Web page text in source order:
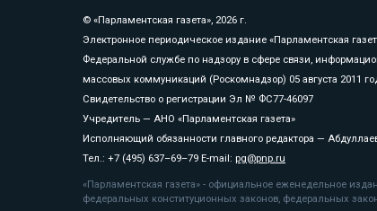
© «Парламентская газета», 2026 г.
Электронное периодическое издание «Парламентская
Федеральной службе по надзору в сфере связи,
массовых коммуникаций (Роскомнадзор) 05 августа 2011
Свидетельство о регистрации Эл № ФС77-46097
Учредитель — АНО «Парламентская газета»
Исполняющий обязанности главного редактора —
Тел.: +7 (495) 637–69–79 E-mail: pg@pnp.ru
«Парламентская газета» - официальное еженедельное
федеральных конституционных законов, федеральных